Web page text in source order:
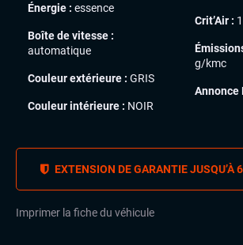
Énergie : essence
Boîte de vitesse :
automatique
Couleur extérieure : GRIS
Couleur intérieure : NOIR
Crit’Air : 1
g/kmc
Annonce
EXTENSION DE GARANTIE JUSQU’À
Imprimer la fiche du véhicule